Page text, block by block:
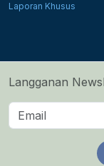
Laporan Khusus
Langganan